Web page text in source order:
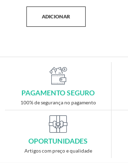
ADICIONAR
PAGAMENTO SEGURO
100% de segurança no pagamento
OPORTUNIDADES
Artigos com preço e qualidade